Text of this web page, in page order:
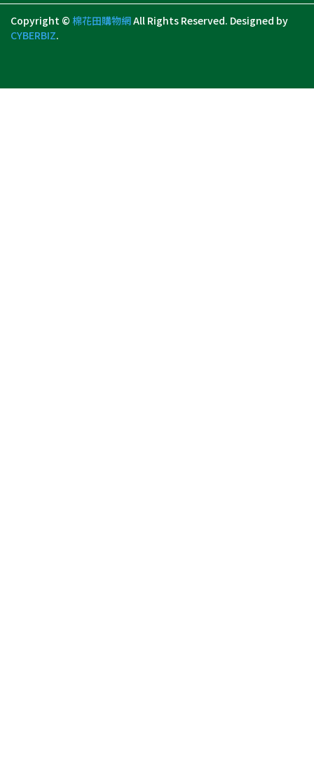
Copyright © 棉花田購物網All Rights Reserved. Designed by
CYBERBIZ.